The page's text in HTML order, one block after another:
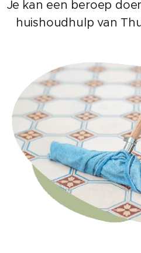
Je kan een beroep
huishoudhulp van